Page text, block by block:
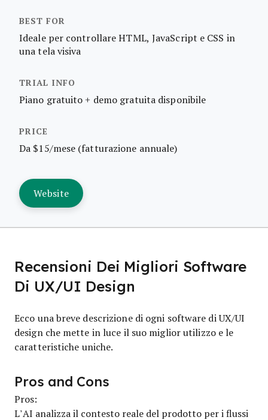
Ideale per controllare HTML, JavaScript e CSS in
una tela visiva
Piano gratuito + demo gratuita disponibile
Da $15/mese (fatturazione annuale)
Website
Recensioni Dei Migliori Software
Di UX/UI Design
Ecco una breve descrizione di ogni software di UX/UI
design che mette in luce il suo miglior utilizzo e le
caratteristiche uniche.
Pros and Cons
Pros:
L’AI analizza il contesto reale del prodotto per i flussi